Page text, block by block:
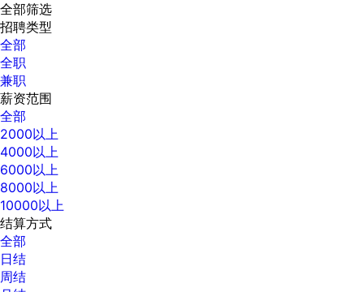
全部筛选
招聘类型
全部
全职
兼职
薪资范围
全部
2000以上
4000以上
6000以上
8000以上
10000以上
结算方式
全部
日结
周结